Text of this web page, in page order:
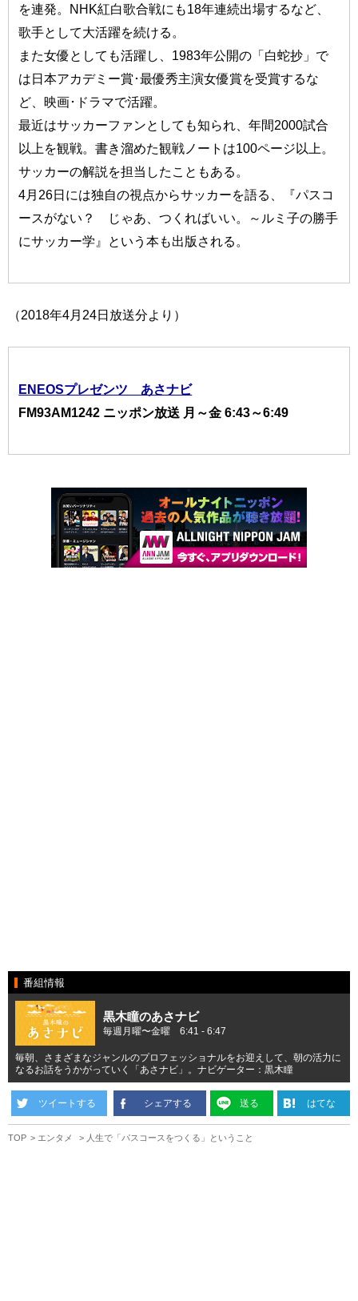
を連発。NHK紅白歌合戦にも18年連続出場するなど、
歌手として大活躍を続ける。
また女優としても活躍し、1983年公開の「白蛇抄」で
は日本アカデミー賞･最優秀主演女優賞を受賞するな
ど、映画･ドラマで活躍。
最近はサッカーファンとしても知られ、年間2000試合
以上を観戦。書き溜めた観戦ノートは100ページ以上。
サッカーの解説を担当したこともある。
4月26日には独自の視点からサッカーを語る、『パスコ
ースがない？ じゃあ、つくればいい。～ルミ子の勝手
にサッカー学』という本も出版される。
（2018年4月24日放送分より）
ENEOSプレゼンツ あさナビ
FM93AM1242 ニッポン放送 月～金 6:43～6:49
番組情報
黒木瞳のあさナビ
毎週月曜〜金曜 6:41 - 6:47
毎朝、さまざまなジャンルのプロフェッショナルをお迎えして、朝の活力に
なるお話をうかがっていく「あさナビ」。ナビゲーター：黒木瞳
ツイートする シェアする 送る はてな
TOP エンタメ 人生で「パスコースをつくる」ということ